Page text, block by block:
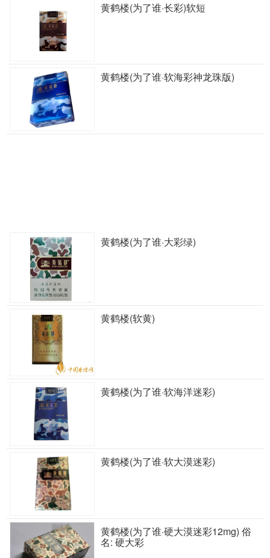
黄鹤楼(为了谁·长彩)软短
黄鹤楼(为了谁·软海彩神龙珠版)
黄鹤楼(为了谁·大彩绿)
黄鹤楼(软黄)
黄鹤楼(为了谁·软海洋迷彩)
黄鹤楼(为了谁·软大漠迷彩)
黄鹤楼(为了谁·硬大漠迷彩12mg) 俗
名: 硬大彩